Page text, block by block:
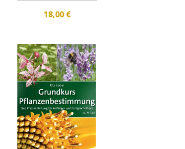
18,00 €